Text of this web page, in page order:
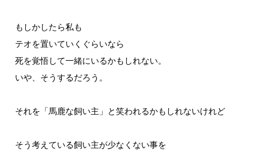
もしかしたら私も
テオを置いていくぐらいなら
死を覚悟して一緒にいるかもしれない。
いや、そうするだろう。
それを「馬鹿な飼い主」と笑われるかもしれないけれど
そう考えている飼い主が少なくない事を